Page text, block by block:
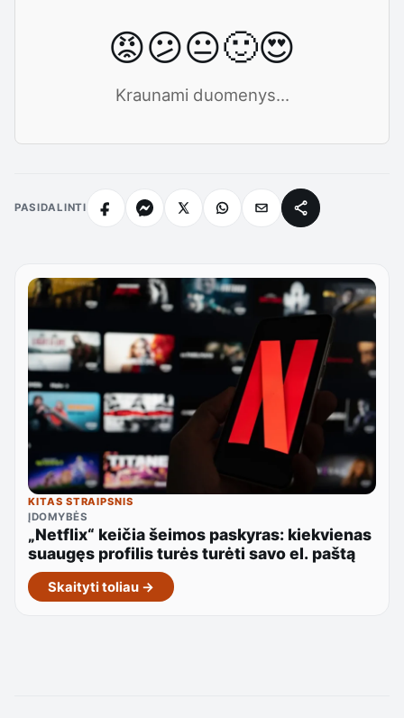
😡😕😐🙂😍
Kraunami duomenys...
PASIDALINTI
KITAS STRAIPSNIS
ĮDOMYBĖS
„Netflix“ keičia šeimos paskyras: kiekvienas
suaugęs profilis turės turėti savo el. paštą
Skaityti toliau →